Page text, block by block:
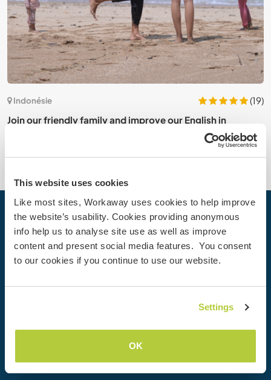
This website uses cookies
Like most sites, Workaway uses cookies to help improve
the website’s usability. Cookies providing anonymous
info help us to analyse site use as well as improve
content and present social media features. You consent
to our cookies if you continue to use our website.
Settings
OK
Indonésie
(19)
Join our friendly family and improve our English in
Votre prochaine aventure commence
aujourd’hui
Rejoignez dès aujourd’hui la communauté Workaway et
000 opportunités aux quatre coins du monde.